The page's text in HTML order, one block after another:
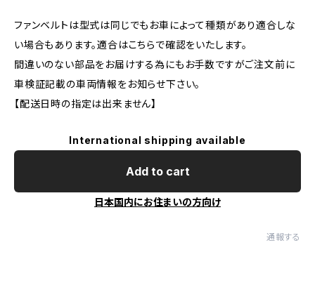
ファンベルトは型式は同じでもお車によって種類があり適合しな
い場合もあります。適合はこちらで確認をいたします。
間違いのない部品をお届けする為にもお手数ですがご注文前に
車検証記載の車両情報をお知らせ下さい。
【配送日時の指定は出来ません】
International shipping available
Add to cart
日本国内にお住まいの方向け
通報する